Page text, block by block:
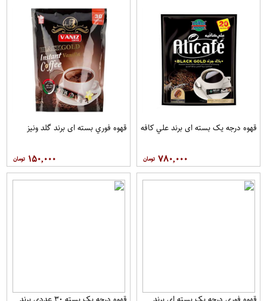
قهوه درجه یک بسته ای برند علي کافه
۷۸۰,۰۰۰
قهوه فوري بسته ای برند گلد ونيز
۱۵۰,۰۰۰